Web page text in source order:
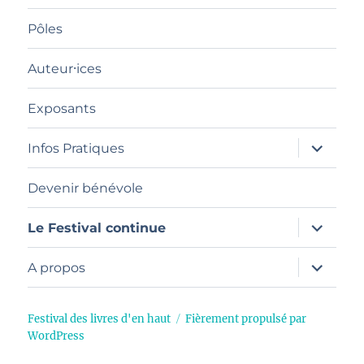
sous-
Pôles
Auteur⸱ices
Exposants
Infos Pratiques
ouvrir
le
sous-
Devenir bénévole
Le Festival continue
ouvrir
le
sous-
menu
A propos
ouvrir
le
sous-
Festival des livres d'en haut
Fièrement propulsé par
WordPress